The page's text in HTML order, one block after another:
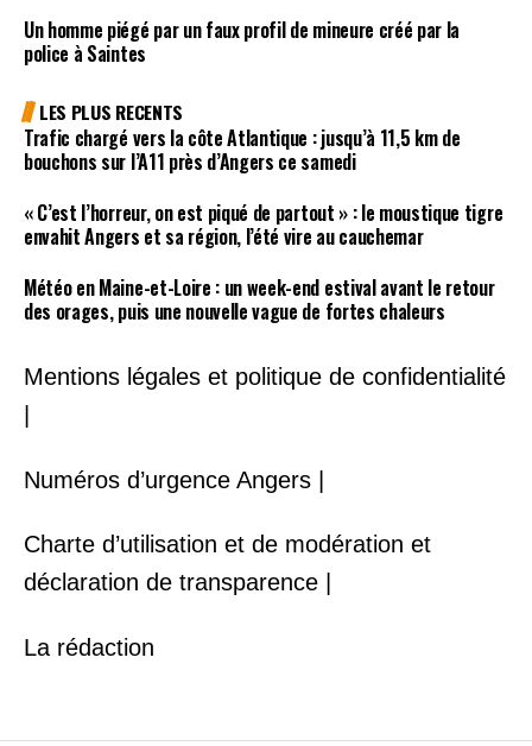
Un homme piégé par un faux profil de mineure créé par la
police à Saintes
LES PLUS RECENTS
Trafic chargé vers la côte Atlantique : jusqu’à 11,5 km de
bouchons sur l’A11 près d’Angers ce samedi
« C’est l’horreur, on est piqué de partout » : le moustique tigre
envahit Angers et sa région, l’été vire au cauchemar
Météo en Maine-et-Loire : un week-end estival avant le retour
des orages, puis une nouvelle vague de fortes chaleurs
Mentions légales et politique de confidentialité
Numéros d’urgence Angers |
Charte d’utilisation et de modération et
déclaration de transparence |
La rédaction